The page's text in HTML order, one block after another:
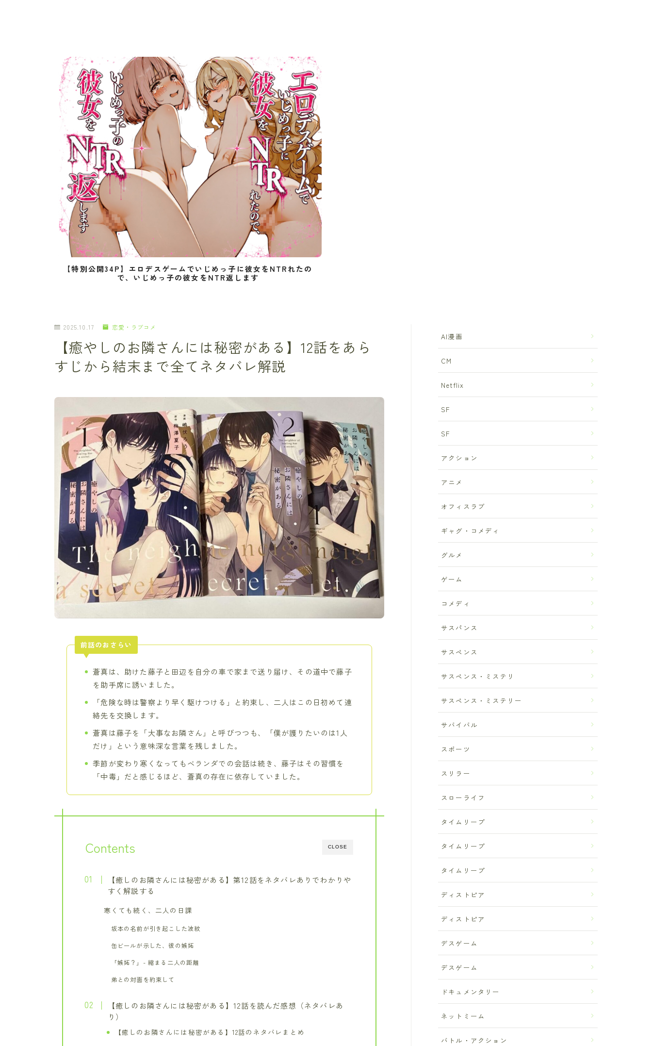
【特別公開34P】エロデスゲームでいじめっ子に彼女をNTRれたの
で、いじめっ子の彼女をNTR返します
2025.10.17 恋愛・ラブコメ
【癒やしのお隣さんには秘密がある】12話をあら
すじから結末まで全てネタバレ解説
前話のおさらい
蒼真は、助けた藤子と田辺を自分の車で家まで送り届け、その道中で藤子
を助手席に誘いました。
「危険な時は警察より早く駆けつける」と約束し、二人はこの日初めて連
絡先を交換します。
蒼真は藤子を「大事なお隣さん」と呼びつつも、「僕が護りたいのは1人
だけ」という意味深な言葉を残しました。
季節が変わり寒くなってもベランダでの会話は続き、藤子はその習慣を
「中毒」だと感じるほど、蒼真の存在に依存していました。
CLOSE
Contents
【癒しのお隣さんには秘密がある】第12話をネタバレありでわかりや
すく解説する
寒くても続く、二人の日課
坂本の名前が引き起こした波紋
缶ビールが示した、彼の嫉妬
「嫉妬？」- 縮まる二人の距離
弟との対面を約束して
【癒しのお隣さんには秘密がある】12話を読んだ感想（ネタバレあ
り）
【癒しのお隣さんには秘密がある】12話のネタバレまとめ
AI漫画
CM
Netflix
SF
SF
アクション
アニメ
オフィスラブ
ギャグ・コメディ
グルメ
ゲーム
コメディ
サスパンス
サスペンス
サスペンス・ミステリ
サスペンス・ミステリー
サバイバル
スポーツ
スリラー
スローライフ
タイムリープ
タイムリープ
タイムリープ
ディストピア
ディストピア
デスゲーム
デスゲーム
ドキュメンタリー
ネットミーム
バトル・アクション